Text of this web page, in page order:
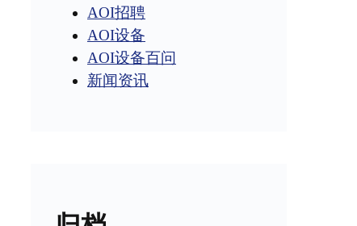
AOI招聘
AOI设备
AOI设备百问
新闻资讯